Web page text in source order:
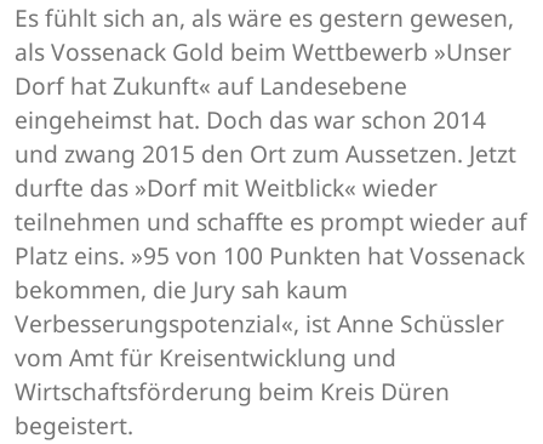
Es fühlt sich an, als wäre es gestern gewesen,
als Vossenack Gold beim Wettbewerb »Unser
Dorf hat Zukunft« auf Landesebene
eingeheimst hat. Doch das war schon 2014
und zwang 2015 den Ort zum Aussetzen. Jetzt
durfte das »Dorf mit Weitblick« wieder
teilnehmen und schaffte es prompt wieder auf
Platz eins. »95 von 100 Punkten hat Vossenack
bekommen, die Jury sah kaum
Verbesserungspotenzial«, ist Anne Schüssler
vom Amt für Kreisentwicklung und
Wirtschaftsförderung beim Kreis Düren
begeistert.